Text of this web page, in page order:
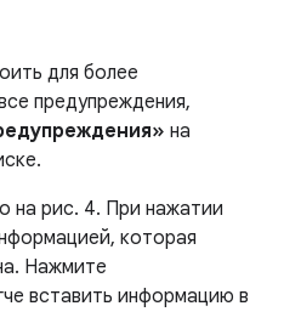
для более
предупреждения,
на
на рис. 4. При нажатии
которая
Нажмите
вставить информацию в